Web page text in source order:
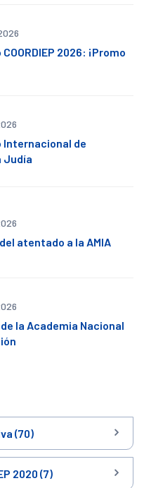
2026: ¡Promo
Internacional de
Judía
atentado a la AMIA
la Academia Nacional
(70)
2020 (7)